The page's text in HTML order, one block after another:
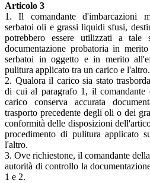
Articolo 3
1. Il comandante d'imbarcazioni
serbatoi oli e grassi liquidi sfusi,
potrebbero essere utilizzati a tale
documentazione probatoria in
serbatoi in oggetto e in merito
pulitura applicato tra un carico e l'altro.
2. Qualora il carico sia stato
di cui al paragrafo 1, il
carico conserva accurata
trasporto precedente degli oli o dei
conformità delle disposizioni
procedimento di pulitura applicato
l'altro.
3. Ove richiestone, il comandante
autorità di controllo la
1 e 2.